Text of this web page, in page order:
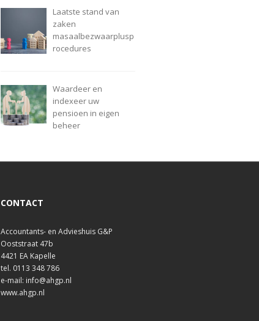
Laatste stand van
zaken
masaalbezwaarplusp
rocedures
Waardeer en
indexeer uw
pensioen in eigen
beheer
CONTACT
Accountants- en Advieshuis G&P
Ooststraat 47b
4421 EA Kapelle
tel. 0113 348 786
e-mail: info@ahgp.nl
www.ahgp.nl